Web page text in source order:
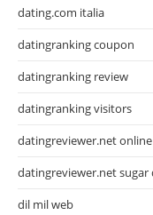
dating.com italia
datingranking coupon
datingranking review
datingranking visitors
datingreviewer.net
datingreviewer.net sugar
dil mil web